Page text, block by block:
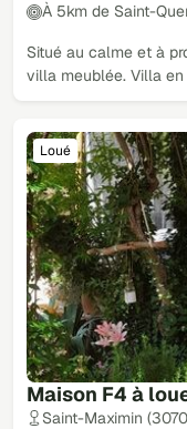
À 5km de Saint-
Situé au calme et à
villa meublée. Villa
Maison F4 à
Loué
Saint-Maximin